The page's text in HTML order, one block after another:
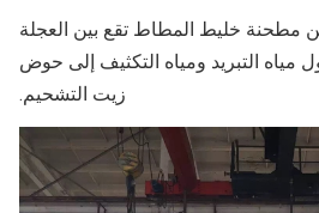
مطحنة خليط المطاط تقع بين العجلة
مياه التبريد ومياه التكثيف إلى حوض
زيت التشحيم.